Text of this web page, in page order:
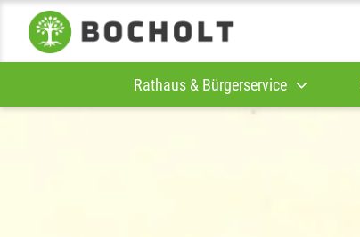
Rathaus & Bürgerservice